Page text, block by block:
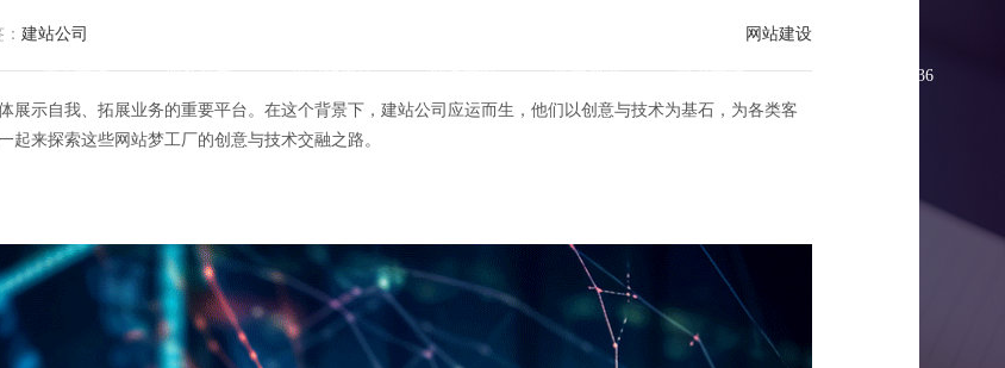
关于方维 服务范围 我们的作品 解决方案 新闻资讯 联系方维 0755-83896336
探索建站公司的创意与技术交融之路
网站建设
建站公司
展示自我、拓展业务的重要平台。在这个背景下，建站公司应运而生，他们以创意与技术为基石，为各类客
来探索这些网站梦工厂的创意与技术交融之路。